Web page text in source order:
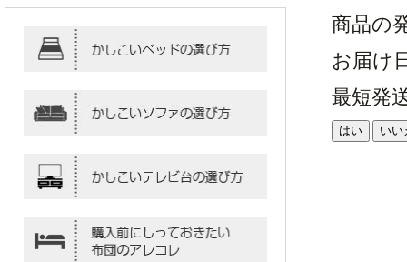
商品の
お届け
最短発
はい いい